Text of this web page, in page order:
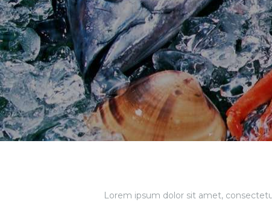
Lorem ipsum dolor sit amet,